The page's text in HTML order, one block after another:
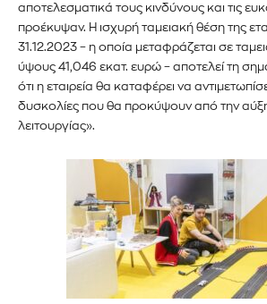
αποτελεσματικά τους κινδύνους και τις
προέκυψαν. Η ισχυρή ταμειακή θέση της
31.12.2023 – η οποία μεταφράζεται σε
ύψους 41,046 εκατ. ευρώ – αποτελεί τη
ότι η εταιρεία θα καταφέρει να
δυσκολίες που θα προκύψουν από την
λειτουργίας».